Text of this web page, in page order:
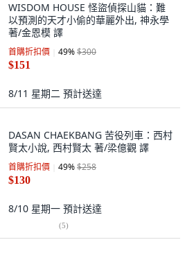
WISDOM HOUSE 怪盜偵探山貓：難
以預測的天才小偷的華麗外出, 神永學
著/金恩模 譯
首購折扣價 49%$300
$151
8/11 星期二 預計送達
DASAN CHAEKBANG 苦役列車：西村
賢太小說, 西村賢太 著/梁億觀 譯
首購折扣價 49%$258
$130
8/10 星期一 預計送達
(5)